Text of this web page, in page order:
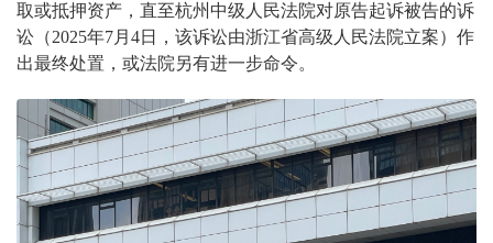
取或抵押资产，直至杭州中级人民法院对原告起诉被告的诉
讼（2025年7月4日，该诉讼由浙江省高级人民法院立案）作
出最终处置，或法院另有进一步命令。